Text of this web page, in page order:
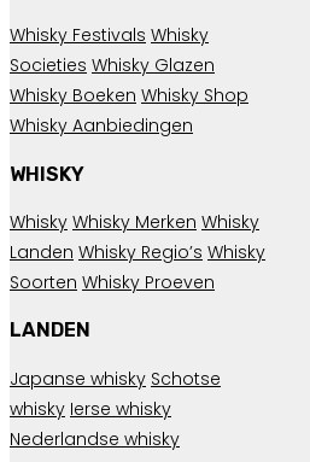
Whisky Festivals Whisky
Societies Whisky Glazen
Whisky Boeken Whisky Shop
Whisky Aanbiedingen
WHISKY
Whisky Whisky Merken Whisky
Landen Whisky Regio’s Whisky
Soorten Whisky Proeven
LANDEN
Japanse whisky Schotse
whisky Ierse whisky
Nederlandse whisky